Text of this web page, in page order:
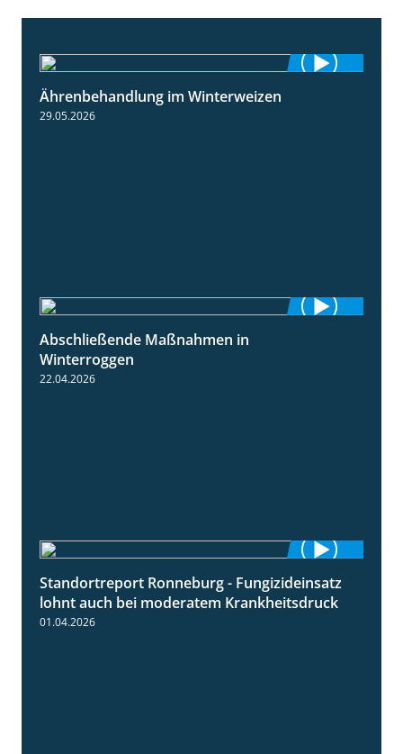
Ährenbehandlung im Winterweizen
29.05.2026
Abschließende Maßnahmen in
Winterroggen
22.04.2026
5:04
Standortreport Ronneburg - Fungizideinsatz
lohnt auch bei moderatem Krankheitsdruck
01.04.2026